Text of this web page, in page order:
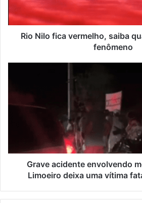
Rio Nilo fica vermelho, saiba
fenômeno
Grave acidente envolvendo
Limoeiro deixa uma vítima